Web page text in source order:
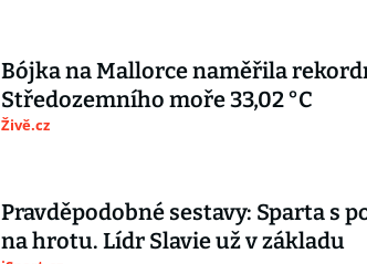
Bójka na Mallorce naměřila
Středozemního moře 33,02 °C
Živě.cz
Pravděpodobné sestavy: Sparta s
na hrotu. Lídr Slavie už v základu